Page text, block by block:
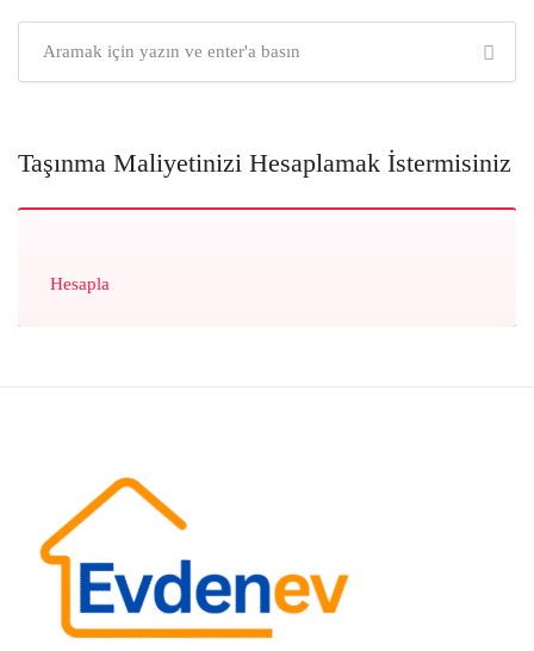
Taşınma Maliyetinizi Hesaplamak İstermisiniz
Hesapla